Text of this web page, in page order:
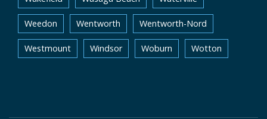
Weedon Wentworth Wentworth-Nord
Westmount Windsor Woburn Wotton